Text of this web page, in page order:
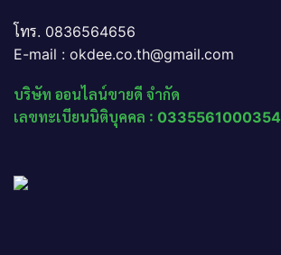
โทร. 0836564656
E-mail : okdee.co.th@gmail.com
บริษัท ออนไลน์ขายดี จำกัด
เลขทะเบียนนิติบุคคล : 0335561000354